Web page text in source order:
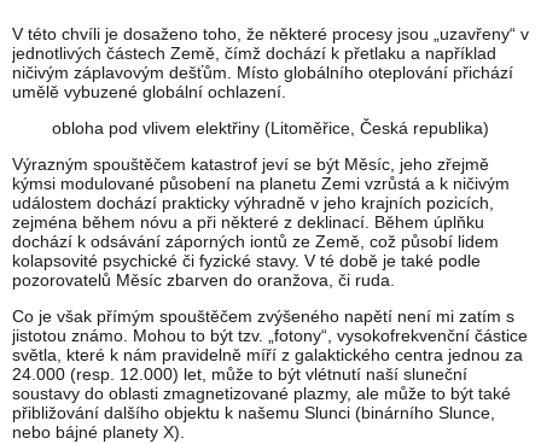
V této chvíli je dosaženo toho, že některé procesy jsou „uzavřeny“ v
jednotlivých částech Země, čímž dochází k přetlaku a například
ničivým záplavovým dešťům. Místo globálního oteplování přichází
umělě vybuzené globální ochlazení.
obloha pod vlivem elektřiny (Litoměřice, Česká republika)
Výrazným spouštěčem katastrof jeví se být Měsíc, jeho zřejmě
kýmsi modulované působení na planetu Zemi vzrůstá a k ničivým
událostem dochází prakticky výhradně v jeho krajních pozicích,
zejména během nóvu a při některé z deklinací. Během úplňku
dochází k odsávání záporných iontů ze Země, což působí lidem
kolapsovité psychické či fyzické stavy. V té době je také podle
pozorovatelů Měsíc zbarven do oranžova, či ruda.
Co je však přímým spouštěčem zvýšeného napětí není mi zatím s
jistotou známo. Mohou to být tzv. „fotony“, vysokofrekvenční částice
světla, které k nám pravidelně míří z galaktického centra jednou za
24.000 (resp. 12.000) let, může to být vlétnutí naší sluneční
soustavy do oblasti zmagnetizované plazmy, ale může to být také
přibližování dalšího objektu k našemu Slunci (binárního Slunce,
nebo bájné planety X).